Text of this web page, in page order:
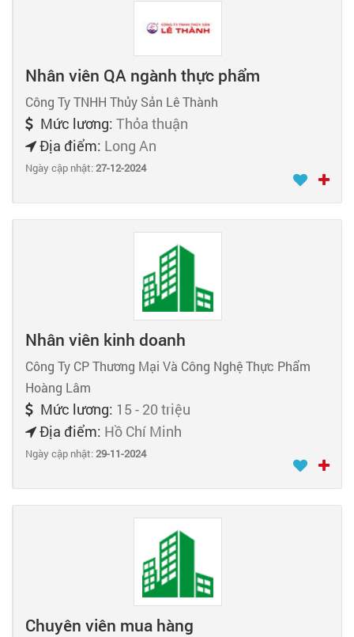
Nhân viên QA ngành thực phẩm
Công Ty TNHH Thủy Sản Lê Thành
Mức lương: Thỏa thuận
Địa điểm: Long An
Ngày cập nhật:27-12-2024
Nhân viên kinh doanh
Công Ty CP Thương Mại Và Công Nghệ Thực Phẩm
Hoàng Lâm
Mức lương: 15 - 20 triệu
Địa điểm: Hồ Chí Minh
Ngày cập nhật:29-11-2024
Chuyên viên mua hàng